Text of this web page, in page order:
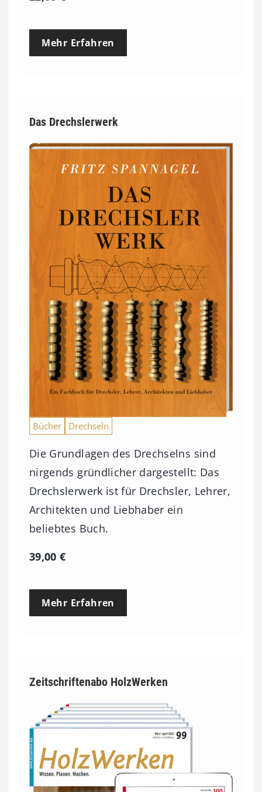
Mehr Erfahren
Das Drechslerwerk
Bücher Drechseln
Die Grundlagen des Drechselns sind
nirgends gründlicher dargestellt: Das
Drechslerwerk ist für Drechsler, Lehrer,
Architekten und Liebhaber ein
beliebtes Buch.
39,00€
Mehr Erfahren
Zeitschriftenabo HolzWerken